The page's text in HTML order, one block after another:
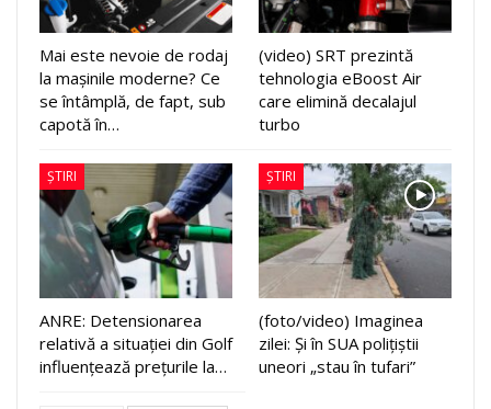
Mai este nevoie de rodaj
la mașinile moderne? Ce
se întâmplă, de fapt, sub
capotă în…
(video) SRT prezintă
tehnologia eBoost Air
care elimină decalajul
turbo
ȘTIRI
ANRE: Detensionarea
relativă a situației din Golf
influențează prețurile la…
ȘTIRI
(foto/video) Imaginea
zilei: Și în SUA polițiștii
uneori „stau în tufari”